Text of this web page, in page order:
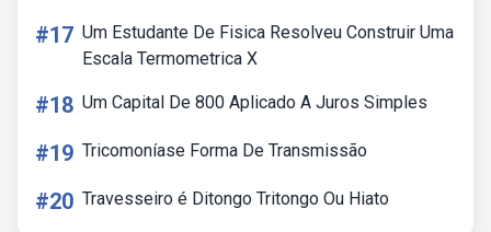
#17 Um Estudante De Fisica Resolveu Construir Uma
Escala Termometrica X
#18 Um Capital De 800 Aplicado A Juros Simples
#19 Tricomoníase Forma De Transmissão
#20 Travesseiro é Ditongo Tritongo Ou Hiato